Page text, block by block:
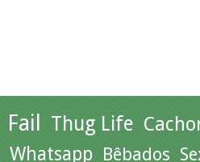
Fail Thug Life
Whatsapp Bêbados